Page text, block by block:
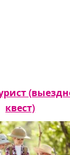
квест)